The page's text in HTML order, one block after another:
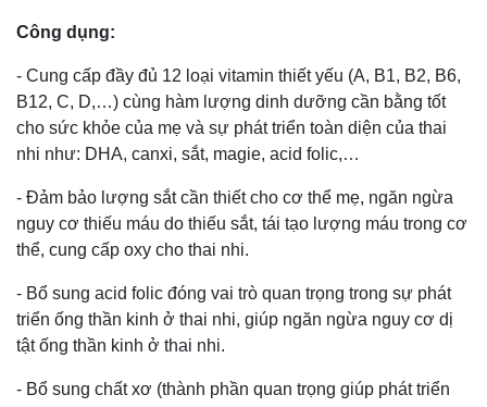
Công dụng:
- Cung cấp đầy đủ 12 loại vitamin thiết yếu (A, B1, B2, B6,
B12, C, D,…) cùng hàm lượng dinh dưỡng cần bằng tốt
cho sức khỏe của mẹ và sự phát triển toàn diện của thai
nhi như: DHA, canxi, sắt, magie, acid folic,…
- Đảm bảo lượng sắt cần thiết cho cơ thể mẹ, ngăn ngừa
nguy cơ thiếu máu do thiếu sắt, tái tạo lượng máu trong cơ
thể, cung cấp oxy cho thai nhi.
- Bổ sung acid folic đóng vai trò quan trọng trong sự phát
triển ống thần kinh ở thai nhi, giúp ngăn ngừa nguy cơ dị
tật ống thần kinh ở thai nhi.
- Bổ sung chất xơ (thành phần quan trọng giúp phát triển